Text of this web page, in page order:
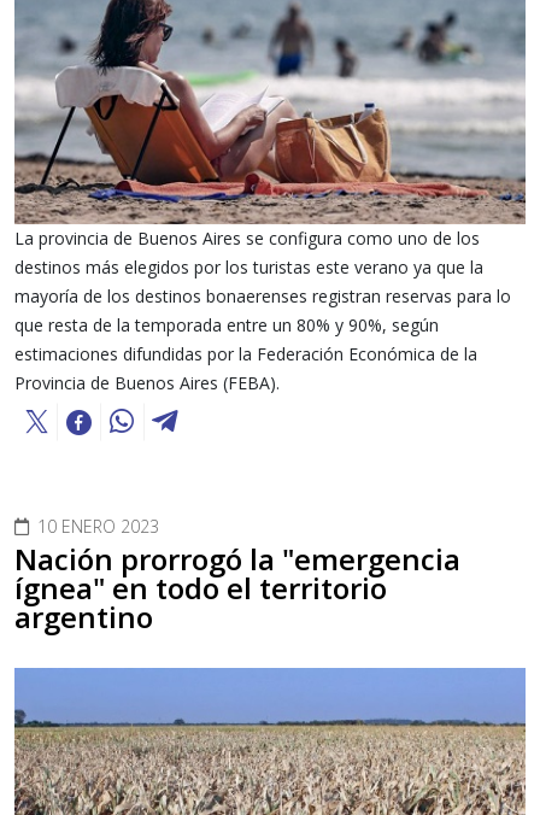
La provincia de Buenos Aires se configura como uno de los
destinos más elegidos por los turistas este verano ya que la
mayoría de los destinos bonaerenses registran reservas para lo
que resta de la temporada entre un 80% y 90%, según
estimaciones difundidas por la Federación Económica de la
Provincia de Buenos Aires (FEBA).
10 ENERO 2023
Nación prorrogó la "emergencia
ígnea" en todo el territorio
argentino